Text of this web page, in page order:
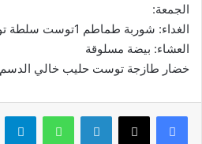
الجمعة:
الغداء: شوربة طماطم 1توست سلطة تونة.
العشاء: بيضة مسلوقة
خضار طازجة توست حليب خالي الدسم
فيسبوك لينكدإن واتساب